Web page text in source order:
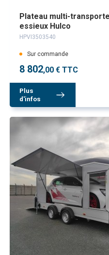
Plateau multi-
essieux Hulco
HPVI3503540
Sur commande
8 802,00 € TTC
Plus
d'infos